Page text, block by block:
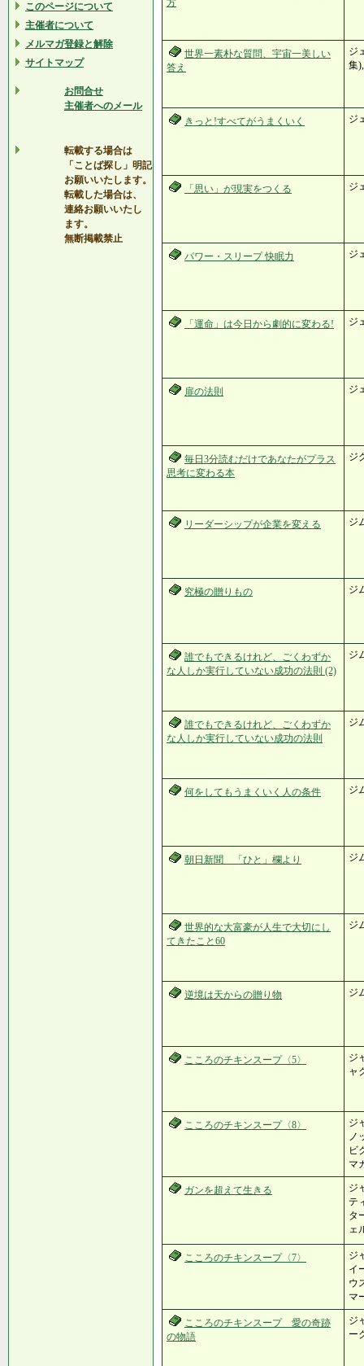
このページについて
主催者について
メルマガ登録と解除
サイトマップ
お問合せ
主催者へのメール
転載する場合は
「ことば探し」明記
お願いいたします。
転載した場合は、
連絡お願いいたし
ます。
無断掲載禁止
方
世界一素朴な質問、宇宙一美しい
答え
ジ
集
きっと!すべてがうまくいく ジ
「思い」が現実をつくる ジ
パワー・スリープ 快眠力 ジ
「運命」は今日から劇的に変わる! ジ
扉の法則 ジ
毎日3分読むだけであなたがプラス
思考に変わる本
ジ
リーダーシップが企業を変える ジ
究極の贈りもの ジ
誰でもできるけれど、ごくわずか
な人しか実行していない成功の法則 (2)
ジ
誰でもできるけれど、ごくわずか
な人しか実行していない成功の法則
ジ
何をしてもうまくいく人の条件 ジ
朝日新聞 「ひと」欄より ジ
世界的な大富豪が人生で大切にし
てきたこと60
ジ
逆境は天からの贈り物 ジ
こころのチキンスープ〈5〉
ジ
ャ
こころのチキンスープ〈8〉
ジ
ノ
ビ
マ
ガンを超えて生きる
ジ
テ
タ
ェ
こころのチキンスープ〈7〉
ジ
イ
ウ
マ
こころのチキンスープ 愛の奇跡
の物語
ジ
ー